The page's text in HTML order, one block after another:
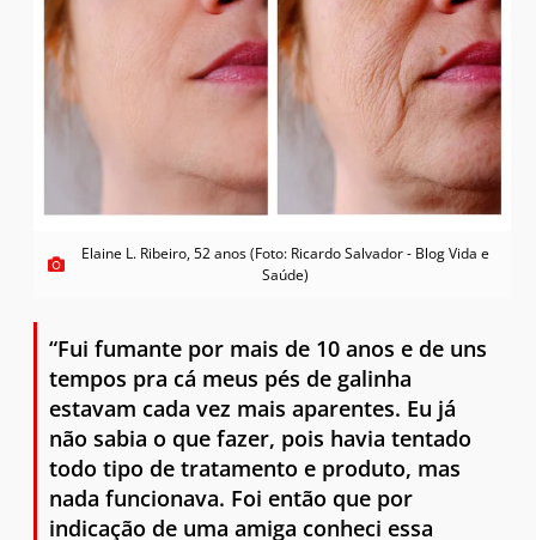
Elaine L. Ribeiro, 52 anos (Foto: Ricardo Salvador - Blog Vida e
Saúde)
“Fui fumante por mais de 10 anos e de uns
tempos pra cá meus pés de galinha
estavam cada vez mais aparentes. Eu já
não sabia o que fazer, pois havia tentado
todo tipo de tratamento e produto, mas
nada funcionava. Foi então que por
indicação de uma amiga conheci essa